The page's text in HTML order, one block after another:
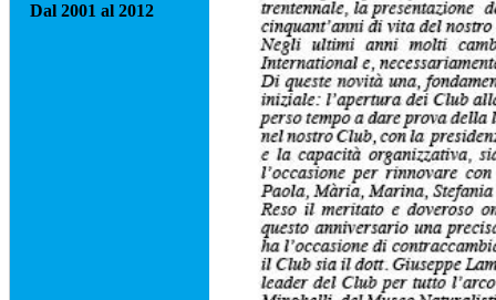
Dal 2001 al 2012